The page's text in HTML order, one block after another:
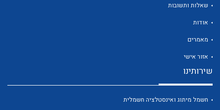
שאלות ותשובות
אודות
מאמרים
אזור אישי
שירותינו
חשמל מיתוג ואינסטלציה חשמלית